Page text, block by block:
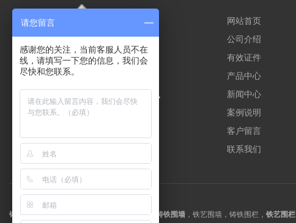
网站首页
公司介绍
有效证件
产品中心
新闻中心
案例说明
客户留言
联系我们
铸铁护栏，铁艺护栏，铸铁栏杆，铁艺栏杆， 铸铁围墙 ，铁艺围墙，铸铁围栏， 铁艺围栏
请您留言
感谢您的关注，当前客服人员不在
线，请填写一下您的信息，我们会
尽快和您联系。